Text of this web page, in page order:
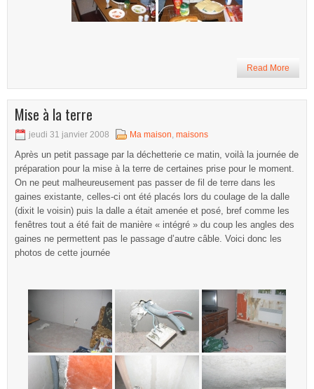
Read More
Mise à la terre
jeudi 31 janvier 2008 Ma maison, maisons
Après un petit passage par la déchetterie ce matin, voilà la journée de
préparation pour la mise à la terre de certaines prise pour le moment.
On ne peut malheureusement pas passer de fil de terre dans les
gaines existante, celles-ci ont été placés lors du coulage de la dalle
(dixit le voisin) puis la dalle a était amenée et posé, bref comme les
fenêtres tout a été fait de manière « intégré » du coup les angles des
gaines ne permettent pas le passage d’autre câble. Voici donc les
photos de cette journée